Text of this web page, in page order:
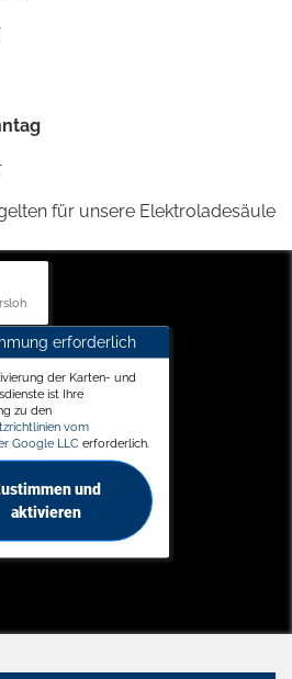
für unsere Elektroladesäule
erforderlich
der Karten- und
ist Ihre
zu den
vom
Google LLC erforderlich.
und
aktivieren